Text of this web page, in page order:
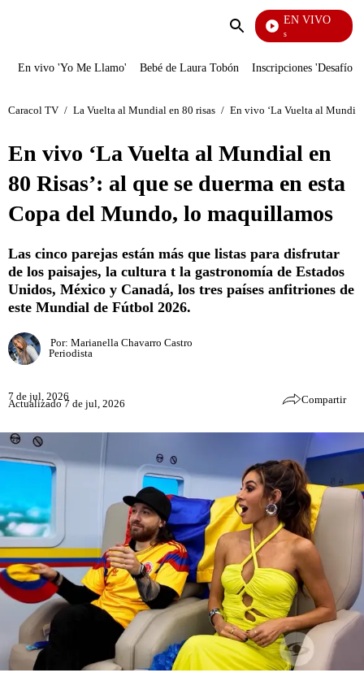
Enviar
EN VIVO
También Caerás
En vivo 'Yo Me Llamo' Bebé de Laura Tobón Inscripciones 'Desafío'
Caracol TV / La Vuelta al Mundial en 80 risas / En vivo ‘La Vuelta al
En vivo ‘La Vuelta al Mundial en
80 Risas’: al que se duerma en esta
Copa del Mundo, lo maquillamos
Las cinco parejas están más que listas para disfrutar
de los paisajes, la cultura t la gastronomía de Estados
Unidos, México y Canadá, los tres países anfitriones de
este Mundial de Fútbol 2026.
Por: Marianella Chavarro Castro
Periodista
7 de jul, 2026
Actualizado 7 de jul, 2026 Compartir